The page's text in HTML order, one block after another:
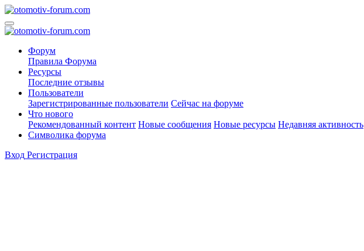
Форум
Правила Форума
Ресурсы
Последние отзывы
Пользователи
Зарегистрированные пользователи Сейчас на форуме
Что нового
Рекомендованный контент Новые сообщения Новые ресурсы Недавняя активность
Символика форума
Вход Регистрация